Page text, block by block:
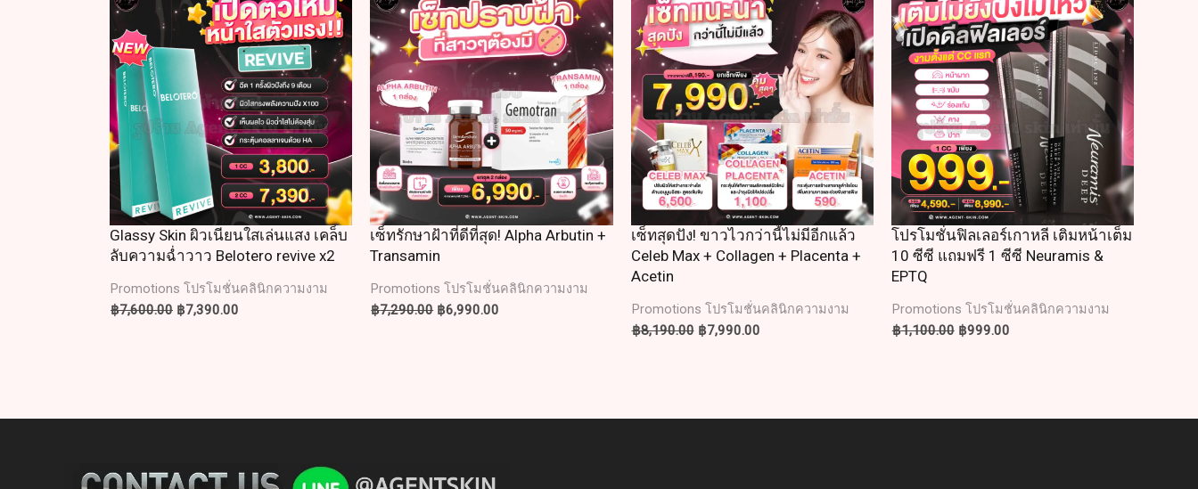
Glassy Skin ผิวเนียนใสเล่นแสง เคล็บ
ลับความฉ่ำวาว Belotero revive x2
Promotions โปรโมชั่นคลินิกความงาม
฿7,600.00
was:
฿7,600.00.
฿7,390.00
is:
฿7,390.00.
เซ็ทรักษาฝ้าที่ดีที่สุด! Alpha Arbutin +
Transamin
Promotions โปรโมชั่นคลินิกความงาม
฿7,290.00
was:
฿7,290.00.
฿6,990.00
is:
฿6,990.00.
เซ็ทสุดปัง! ขาวไวกว่านี้ไม่มีอีกแล้ว
Celeb Max + Collagen + Placenta +
Acetin
Promotions โปรโมชั่นคลินิกความงาม
฿8,190.00
was:
฿8,190.00.
฿7,990.00
is:
฿7,990.00.
โปรโมชั่นฟิลเลอร์เกาหลี เติมหน้าเต็ม
10 ซีซี แถมฟรี 1 ซีซี Neuramis &
EPTQ
Promotions โปรโมชั่นคลินิกความงาม
฿1,100.00
was:
฿1,100.00.
฿999.00
is:
฿999.00.